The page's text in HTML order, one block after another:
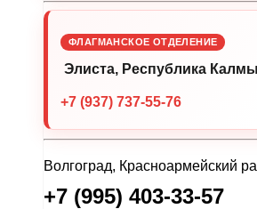
ФЛАГМАНСКОЕ ОТДЕЛЕНИЕ
Элиста, Республика
+7 (937) 737-55-76
Волгоград, Красноармейский
+7 (995) 403-33-57